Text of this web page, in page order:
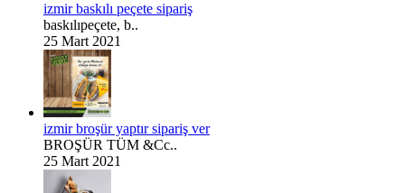
izmir baskılı peçete sipariş
baskılıpeçete, b..
25 Mart 2021
izmir broşür yaptır sipariş ver
BROŞÜR TÜM &Cc..
25 Mart 2021